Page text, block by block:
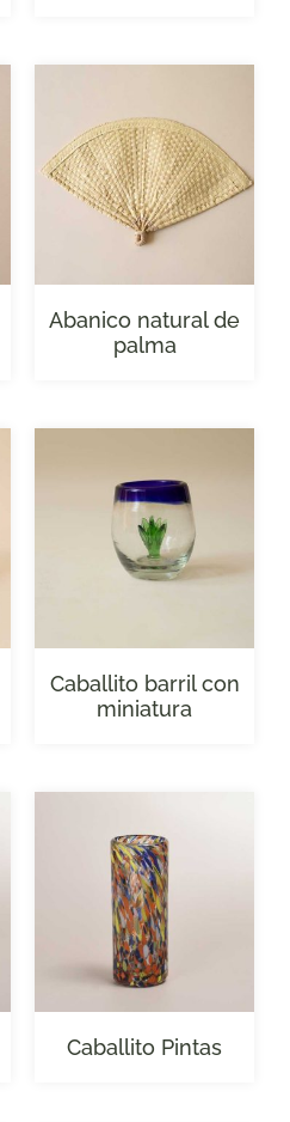
Abanico natural de
palma
Caballito barril con
miniatura
Caballito Pintas